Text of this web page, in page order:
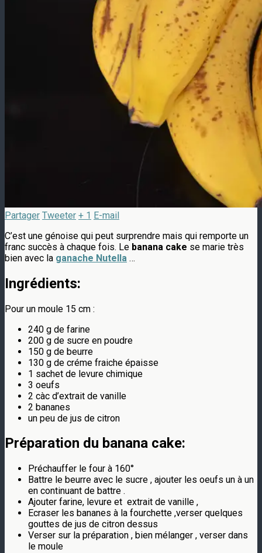
Partager Tweeter + 1 E-mail
C’est une génoise qui peut surprendre mais qui remporte un
franc succès à chaque fois. Le banana cake se marie très
bien avec la ganache Nutella …
Ingrédients:
Pour un moule 15 cm :
240 g de farine
200 g de sucre en poudre
150 g de beurre
130 g de créme fraiche épaisse
1 sachet de levure chimique
3 oeufs
2 càc d’extrait de vanille
2 bananes
un peu de jus de citron
Préparation du banana cake:
Préchauffer le four à 160°
Battre le beurre avec le sucre , ajouter les oeufs un à un
en continuant de battre .
Ajouter farine, levure et extrait de vanille ,
Ecraser les bananes à la fourchette ,verser quelques
gouttes de jus de citron dessus
Verser sur la préparation , bien mélanger , verser dans
le moule